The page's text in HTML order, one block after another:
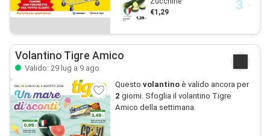
€1,29
Volantino Tigre Amico
Valido: 29 lug a 9 ago
Questo volantinoè valido ancora per
2 giorni. Sfoglia il volantino Tigre
Amico della settimana.